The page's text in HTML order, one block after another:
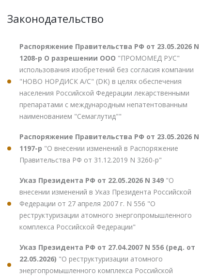
Законодательство
Распоряжение Правительства РФ от 23.05.2026 N
1208-р О разрешении ООО "ПРОМОМЕД РУС"
использования изобретений без согласия компании
"НОВО НОРДИСК А/С" (DK) в целях обеспечения
населения Российской Федерации лекарственными
препаратами с международным непатентованным
наименованием "Семаглутид""
Распоряжение Правительства РФ от 23.05.2026 N
1197-р "О внесении изменений в Распоряжение
Правительства РФ от 31.12.2019 N 3260-р"
Указ Президента РФ от 22.05.2026 N 349 "О
внесении изменений в Указ Президента Российской
Федерации от 27 апреля 2007 г. N 556 "О
реструктуризации атомного энергопромышленного
комплекса Российской Федерации"
Указ Президента РФ от 27.04.2007 N 556 (ред. от
22.05.2026) "О реструктуризации атомного
энергопромышленного комплекса Российской